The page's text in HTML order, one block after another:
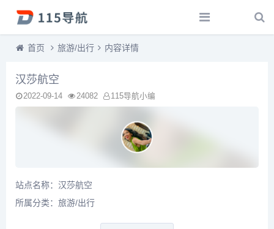
首页 旅游/出行 内容详情
汉莎航空
2022-09-14 24082 115导航小编
站点名称：汉莎航空
所属分类： 旅游/出行